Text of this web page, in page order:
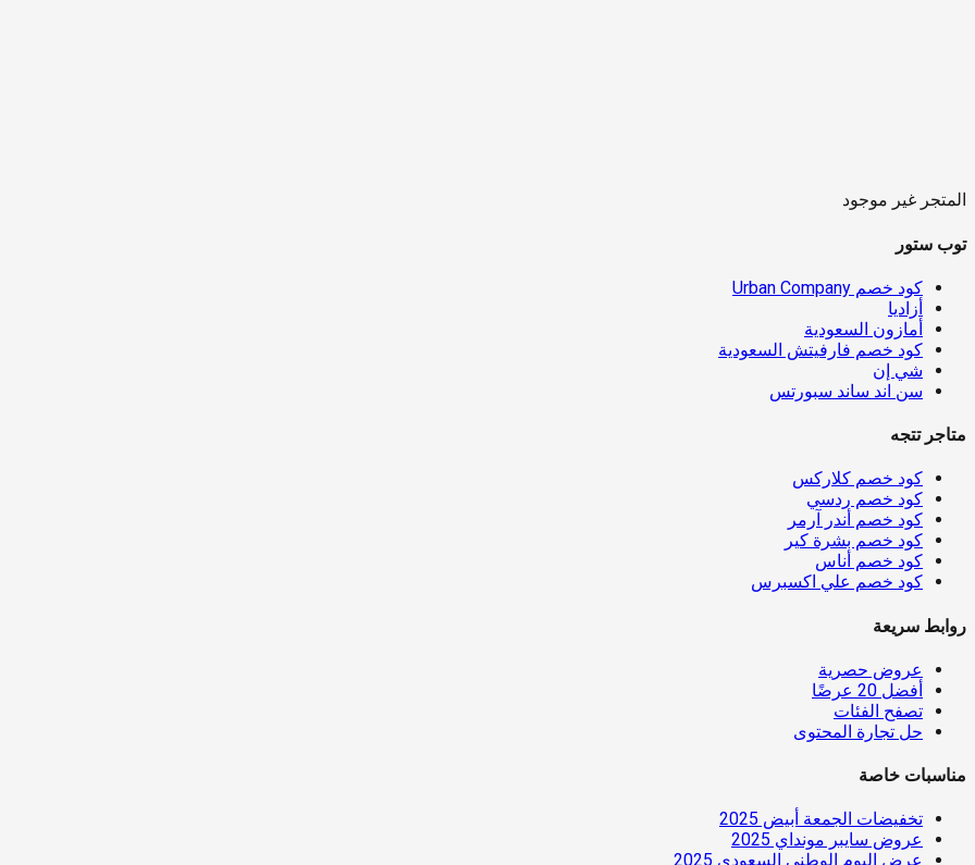
المتجر غير موجود
توب ستور
كود خصم Urban Company
أزاديا
أمازون السعودية
كود خصم فارفيتش السعودية
شي إن
سن اند ساند سبورتس
متاجر تتجه
كود خصم كلاركس
كود خصم ردسي
كود خصم أندر آرمر
كود خصم بشرة كير
كود خصم أناس
كود خصم علي اكسبرس
روابط سريعة
عروض حصرية
أفضل 20 عرضًا
تصفح الفئات
حل تجارة المحتوى
مناسبات خاصة
تخفيضات الجمعة أبيض 2025
عروض سايبر مونداي 2025
عرض اليوم الوطني السعودي 2025